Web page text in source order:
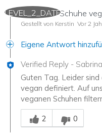
LEVEL_2_DATE
Sind diese Schuhe
Gestellt von Kerstin Vor 2
Eigene Antwort
Verified Reply - Sabrina
Guten Tag. Leider sind
vegan definiert. Auf
veganen Schuhen
Mitarbeiter-Gutachter
2
0